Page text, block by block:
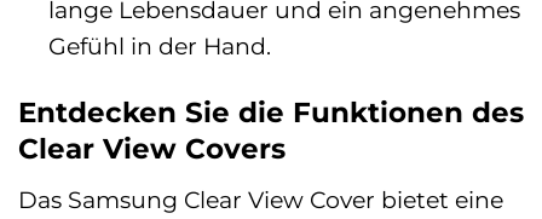
lange Lebensdauer und ein angenehmes
Gefühl in der Hand.
Entdecken Sie die Funktionen des
Clear View Covers
Das Samsung Clear View Cover bietet eine